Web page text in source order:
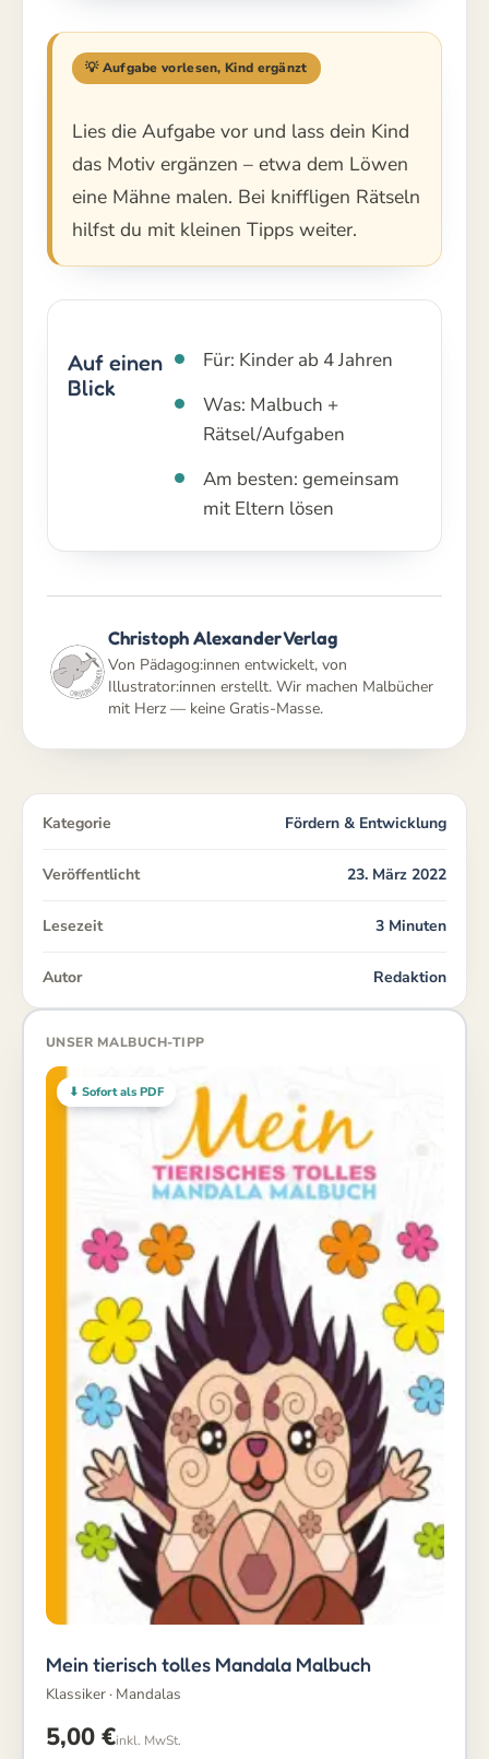
💡 Aufgabe vorlesen, Kind ergänzt
Lies die Aufgabe vor und lass dein Kind
das Motiv ergänzen – etwa dem Löwen
eine Mähne malen. Bei kniffligen Rätseln
hilfst du mit kleinen Tipps weiter.
Auf einen
Blick
Für: Kinder ab 4 Jahren
Was: Malbuch +
Rätsel/Aufgaben
Am besten: gemeinsam
mit Eltern lösen
Christoph Alexander Verlag
Von Pädagog:innen entwickelt, von
Illustrator:innen erstellt. Wir machen Malbücher
mit Herz — keine Gratis-Masse.
Kategorie Fördern & Entwicklung
Veröffentlicht 23. März 2022
Lesezeit 3 Minuten
Autor Redaktion
UNSER MALBUCH-TIPP
⬇ Sofort als PDF
Mein tierisch tolles Mandala Malbuch
Klassiker · Mandalas
5,00 €inkl. MwSt.